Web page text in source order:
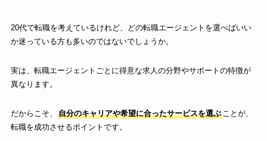
20代で転職を考えているけれど、どの転職エージェントを選べばいい
か迷っている方も多いのではないでしょうか。
実は、転職エージェントごとに得意な求人の分野やサポートの特徴が
異なります。
だからこそ、 自分のキャリアや希望に合ったサービスを選ぶことが、
転職を成功させるポイントです。